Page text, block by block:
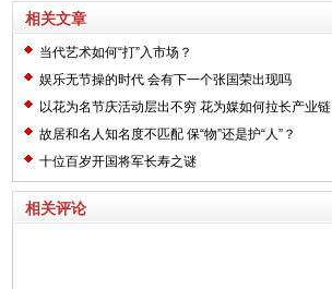
相关文章
当代艺术如何“打”入市场？
娱乐无节操的时代 会有下一个张国荣出现吗
以花为名节庆活动层出不穷 花为媒如何拉长产业链
故居和名人知名度不匹配 保“物”还是护“人”？
十位百岁开国将军长寿之谜
相关评论